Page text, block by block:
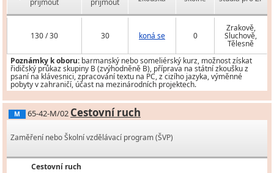
přijmout přijmout
130 / 30 30 koná se 0
Zrakově,
Sluchově,
Tělesně
Poznámky k oboru: barmanský nebo someliérský kurz, možnost získat
řidičský průkaz skupiny B (zvýhodněně B), příprava na státní zkoušku z
psaní na klávesnici, zpracování textu na PC, z cizího jazyka, výměnné
pobyty v zahraničí, účast na mezinárodních projektech.
M 65-42-M/02 Cestovní ruch
Zaměření nebo Školní vzdělávací program (ŠVP)
Cestovní ruch